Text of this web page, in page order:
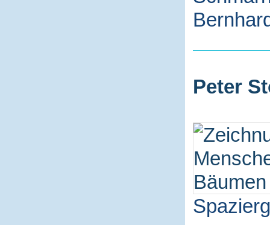
Peter